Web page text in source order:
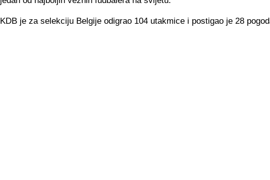
KDB je za selekciju Belgije odigrao 104 utakmice i postigao je 28